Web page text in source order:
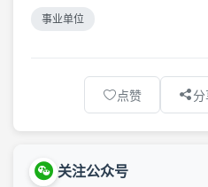
事业单位
点赞
关注公众号